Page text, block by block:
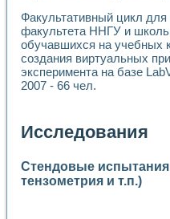
Факультативный цикл для
факультета ННГУ и
обучавшихся на учебных
создания виртуальных
эксперимента на базе
2007 - 66 чел.
Исследования
Стендовые испытания
тензометрия и т.п.)